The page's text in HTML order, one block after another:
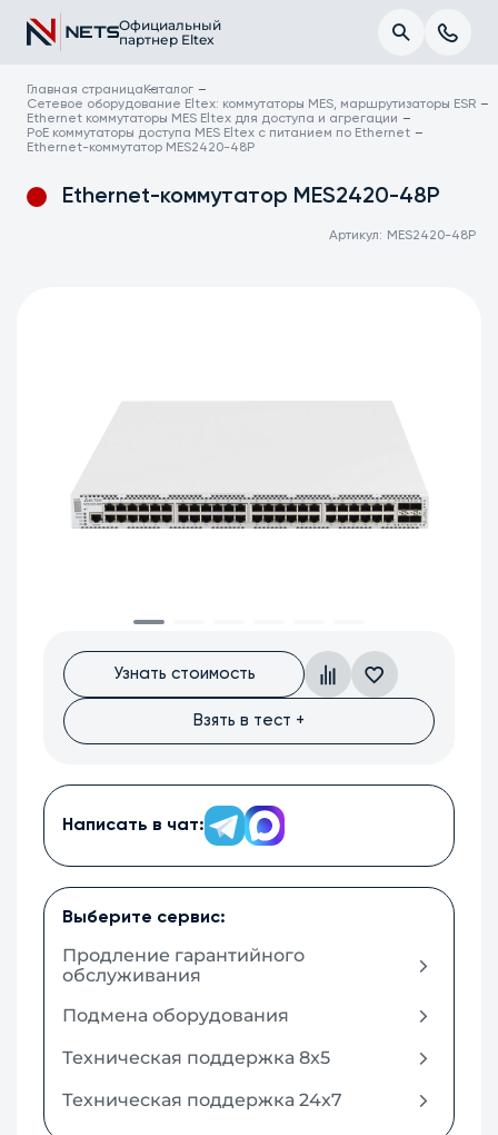
Официальный
партнер Eltex
Главная страница Каталог
Сетевое оборудование Eltex: коммутаторы MES, маршрутизаторы ESR
Ethernet коммутаторы MES Eltex для доступа и агрегации
PoE коммутаторы доступа MES Eltex с питанием по Ethernet
Ethernet-коммутатор MES2420-48P
Ethernet-коммутатор MES2420-48P
Артикул: MES2420-48P
Узнать стоимость
Взять в тест +
Написать в чат:
Выберите сервис:
Продление гарантийного
обслуживания
Подмена оборудования
Техническая поддержка 8x5
Техническая поддержка 24x7